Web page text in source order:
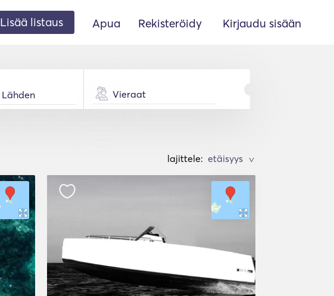
Lisää listaus Apua Rekisteröidy Kirjaudu sisään
Vieraat
lajittele: >